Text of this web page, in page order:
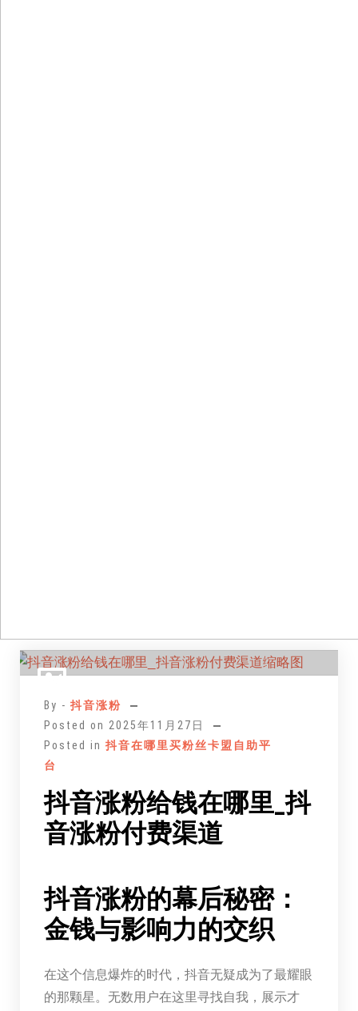
By - 抖音涨粉
Posted on 2025年11月27日
Posted in 抖音在哪里买粉丝卡盟自助平
台
抖音涨粉给钱在哪里_抖
音涨粉付费渠道
抖音涨粉的幕后秘密：
金钱与影响力的交织
在这个信息爆炸的时代，抖音无疑成为了最耀眼
的那颗星。无数用户在这里寻找自我，展示才